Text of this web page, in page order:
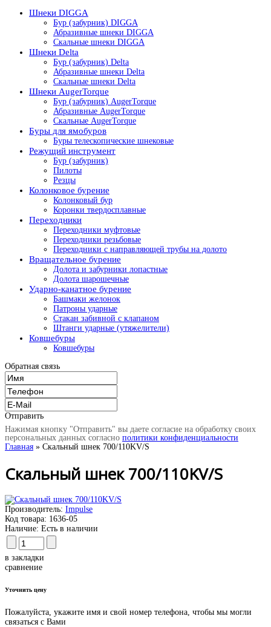
Шнеки DIGGA
Бур (забурник) DIGGA
Абразивные шнеки DIGGA
Скальные шнеки DIGGA
Шнеки Delta
Бур (забурник) Delta
Абразивные шнеки Delta
Скальные шнеки Delta
Шнеки AugerTorque
Бур (забурник) AugerTorque
Абразивные AugerTorque
Скальные AugerTorque
Буры для ямобуров
Буры телескопические шнековые
Режущий инструмент
Бур (забурник)
Пилоты
Резцы
Колонковое бурение
Колонковый бур
Коронки твердосплавные
Переходники
Переходники муфтовые
Переходники резьбовые
Переходники с направляющей трубы на долото
Вращательное бурение
Долота и забурники лопастные
Долота шарошечные
Ударно-канатное бурение
Башмаки желонок
Патроны ударные
Стакан забивной с клапаном
Штанги ударные (утяжелители)
Ковшебуры
Ковшебуры
Обратная связь
Отправить
Нажимая кнопку "Отправить" вы даете согласие на обработку своих
персональных данных согласно политики конфиденциальности
Главная » Скальный шнек 700/110KV/S
Скальный шнек 700/110KV/S
Производитель: Impulse
Код товара: 1636-05
Наличие: Есть в наличии
в закладки
сравнение
Уточнить цену
Пожалуйста, укажите имя и свой номер телефона, чтобы мы могли
связаться с Вами